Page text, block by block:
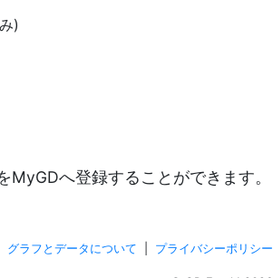
)
へ登録することができます。
グラフとデータについて プライバシーポリシー